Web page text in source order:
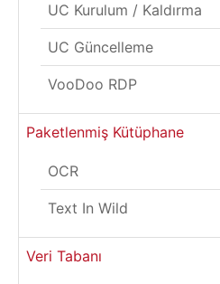
UC Kurulum / Kaldırma
UC Güncelleme
VooDoo RDP
Paketlenmiş Kütüphane
OCR
Text In Wild
Veri Tabanı